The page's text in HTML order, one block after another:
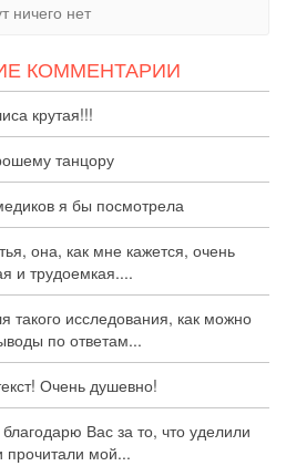
ничего нет
КОММЕНТАРИИ
крутая!!!
танцору
я бы посмотрела
она, как мне кажется, очень
и трудоемкая....
исследования, как можно
по ответам...
Очень душевно!
Вас за то, что уделили
прочитали мой...